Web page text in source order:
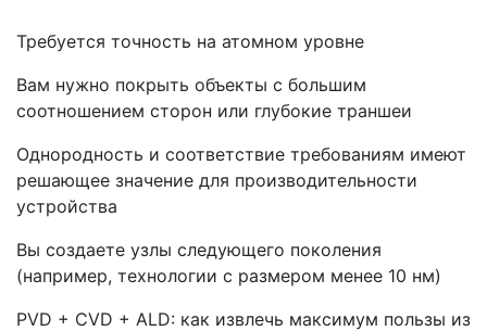
Требуется точность на атомном уровне
Вам нужно покрыть объекты с большим
соотношением сторон или глубокие траншеи
Однородность и соответствие требованиям имеют
решающее значение для производительности
устройства
Вы создаете узлы следующего поколения
(например, технологии с размером менее 10 нм)
PVD + CVD + ALD: как извлечь максимум пользы из